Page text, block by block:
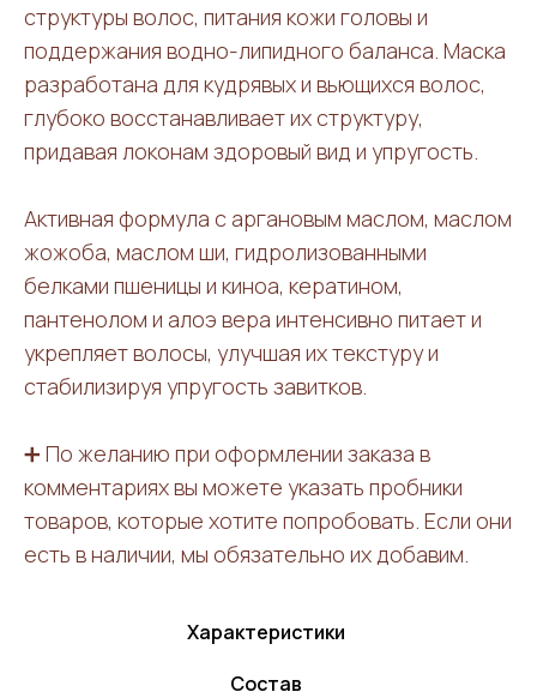
структуры волос, питания кожи головы и
поддержания водно-липидного баланса. Маска
разработана для кудрявых и вьющихся волос,
глубоко восстанавливает их структуру,
придавая локонам здоровый вид и упругость.
Активная формула с аргановым маслом, маслом
жожоба, маслом ши, гидролизованными
белками пшеницы и киноа, кератином,
пантенолом и алоэ вера интенсивно питает и
укрепляет волосы, улучшая их текстуру и
стабилизируя упругость завитков.
➕ По желанию при оформлении заказа в
комментариях вы можете указать пробники
товаров, которые хотите попробовать. Если они
есть в наличии, мы обязательно их добавим.
Характеристики
Состав